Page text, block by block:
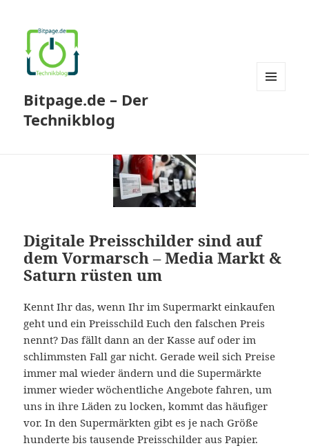
Bitpage.de – Der
Technikblog
Digitale Preisschilder sind auf
dem Vormarsch – Media Markt &
Saturn rüsten um
Kennt Ihr das, wenn Ihr im Supermarkt einkaufen
geht und ein Preisschild Euch den falschen Preis
nennt? Das fällt dann an der Kasse auf oder im
schlimmsten Fall gar nicht. Gerade weil sich Preise
immer mal wieder ändern und die Supermärkte
immer wieder wöchentliche Angebote fahren, um
uns in ihre Läden zu locken, kommt das häufiger
vor. In den Supermärkten gibt es je nach Größe
hunderte bis tausende Preisschilder aus Papier.